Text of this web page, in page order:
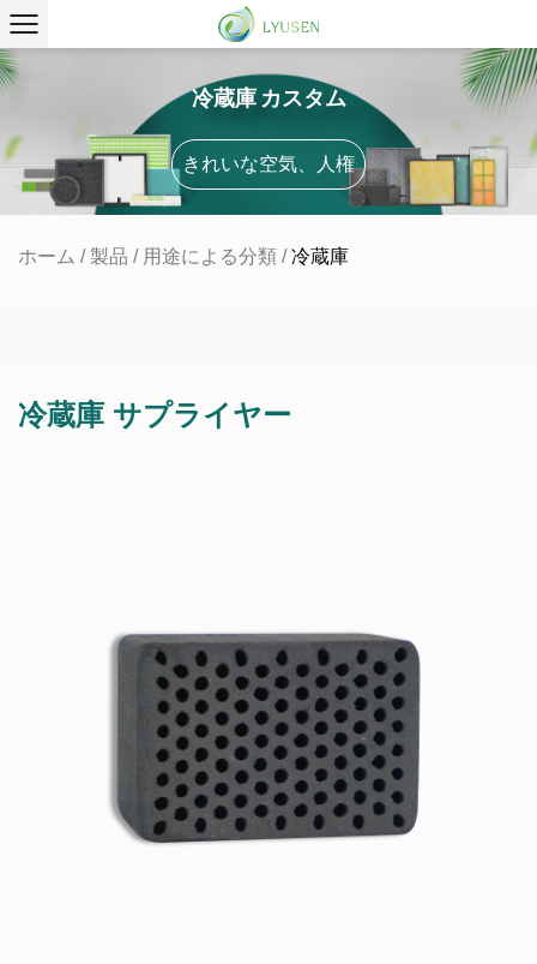
冷蔵庫 カスタム
きれいな空気、人権
ホーム /製品 / 用途による分類 /冷蔵庫
冷蔵庫 サプライヤー